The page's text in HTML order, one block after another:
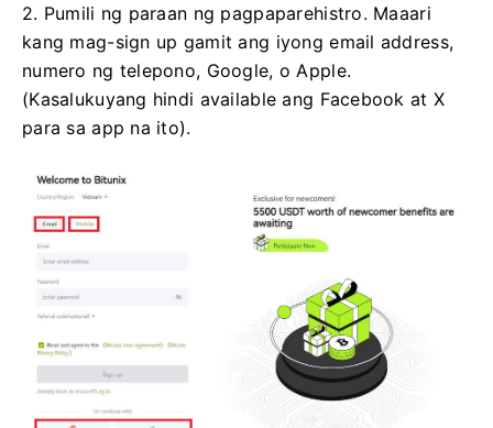
2. Pumili ng paraan ng pagpaparehistro. Maaari
kang mag-sign up gamit ang iyong email address,
numero ng telepono, Google, o Apple.
(Kasalukuyang hindi available ang Facebook at X
para sa app na ito).